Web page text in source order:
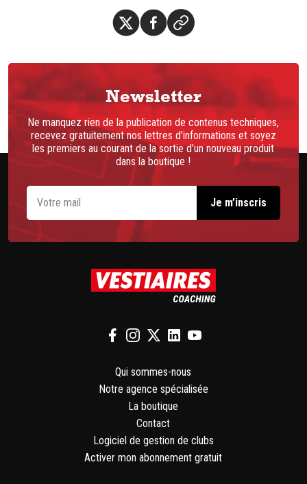
Newsletter
Ne manquez rien de la publication de contenus techniques,
recevez gratuitement nos lettres d’informations et soyez
les premiers au courant de la sortie d’un nouveau produit
dans la boutique !
Qui sommes-nous
Notre agence spécialisée
La boutique
Contact
Logiciel de gestion de clubs
Activer mon abonnement gratuit